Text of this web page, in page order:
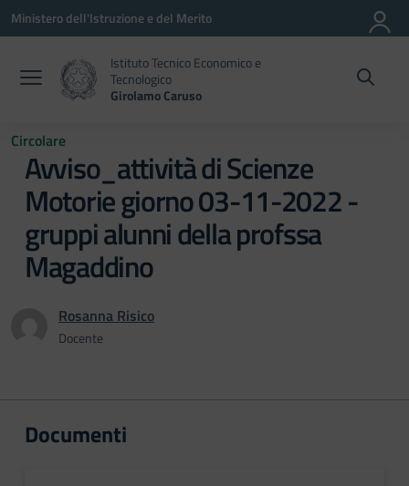
Vai ai contenuti
Vai al menu di navigazione
Vai al footer
Ministero dell'Istruzione e del Merito
Istituto Tecnico Economico e
Tecnologico
Girolamo Caruso
Circolare
Avviso_attività di Scienze
Motorie giorno 03-11-2022 -
gruppi alunni della profssa
Magaddino
Rosanna Risico
Docente
Documenti